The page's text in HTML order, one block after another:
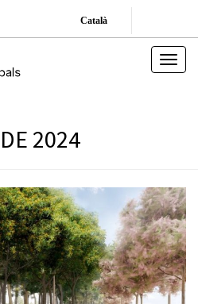
Català
2024